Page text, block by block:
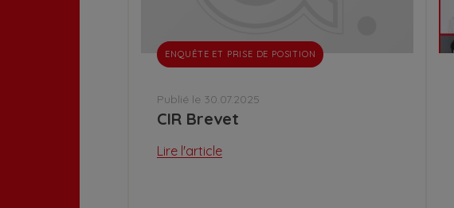
ENQUÊTE ET PRISE DE POSITION
Publié le 30.07.2025
CIR Brevet
Lire l'article